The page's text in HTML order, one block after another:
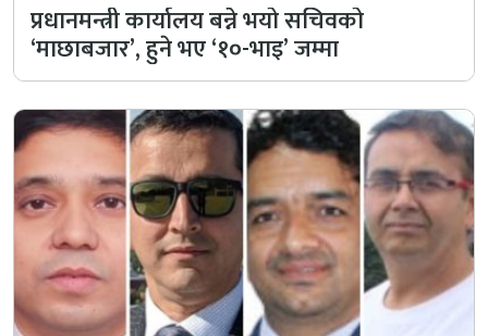
प्रधानमन्त्री कार्यालय बन्ने भयो सचिवको
‘माछाबजार’, हुने भए ‘१०-भाइ’ जम्मा